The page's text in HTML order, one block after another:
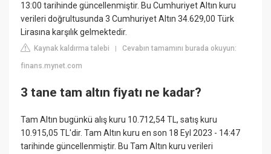
13:00 tarihinde güncellenmiştir. Bu Cumhuriyet Altın kuru
verileri doğrultusunda 3 Cumhuriyet Altın 34.629,00 Türk
Lirasına karşılık gelmektedir.
Kaynak kaldırma talebi |Cevabın tamamını burada okuyun:
finans.mynet.com
3 tane tam altın fiyatı ne kadar?
Tam Altın bugünkü alış kuru 10.712,54 TL, satış kuru
10.915,05 TL'dir. Tam Altın kuru en son 18 Eyl 2023 - 14:47
tarihinde güncellenmiştir. Bu Tam Altın kuru verileri